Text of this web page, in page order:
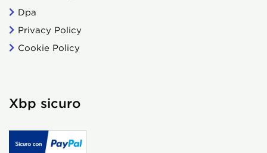
Dpa
Privacy Policy
Cookie Policy
Xbp sicuro